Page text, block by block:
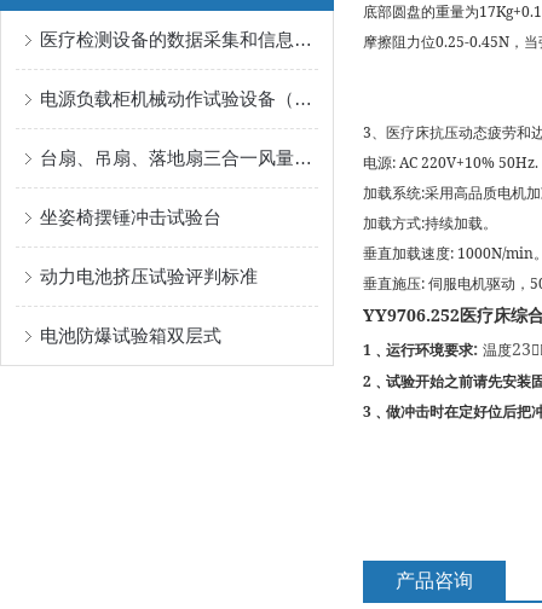
医疗检测设备的数据采集和信息处理技术探索
电源负载柜机械动作试验设备（如插头插座寿命试验机）
台扇、吊扇、落地扇三合一风量试验室
坐姿椅摆锤冲击试验台
动力电池挤压试验评判标准
电池防爆试验箱双层式
底部圆盘的重量为
摩擦阻力位0.25-0.45N，
3、医疗床抗压动态疲劳和
电源: AC 220V+10% 50Hz.
加载系统:采用高品质电机
加载方式:持续加载。
垂直加载速度: 1000N/min
垂直施压: 伺服电机驱动，
YY9706.252医疗床综
1 ﹑运行环境要求: 温度23
2 ﹑ 试验开始之前请先安装
3 ﹑ 做冲击时在定好位后把
产品咨询